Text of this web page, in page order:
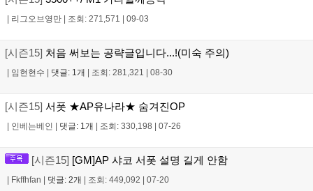
| 리그오브영만 | 조회: 271,571 | 09-03
[시즌15] 처음 써보는 공략글입니다...!(미숙 주의)
| 임현현수 | 댓글: 1개 | 조회: 281,321 | 08-30
[시즌15] 서폿 ★AP유나라★ 숨겨진OP
| 인베는베인 | 댓글: 1개 | 조회: 330,198 | 07-26
[시즌15] [GM]AP 샤코 서폿 설명 길게 안함
| Fkffhfan | 댓글: 2개 | 조회: 449,092 | 07-20